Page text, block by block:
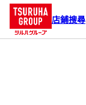
店鋪搜尋